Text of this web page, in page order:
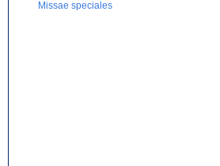
Missae speciales